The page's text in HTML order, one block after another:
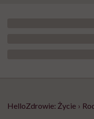
HelloZdrowie: Życie ›